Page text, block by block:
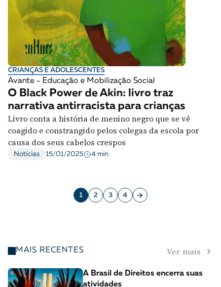
CRIANÇAS E ADOLESCENTES
Avante - Educação e Mobilização Social
O Black Power de Akin: livro traz
narrativa antirracista para crianças
Livro conta a história de menino negro que se vê
coagido e constrangido pelos colegas da escola por
causa dos seus cabelos crespos
Notícias 15/01/2025 4 min
MAIS RECENTES Ver mais
A Brasil de Direitos encerra suas
atividades
1 2 3 4